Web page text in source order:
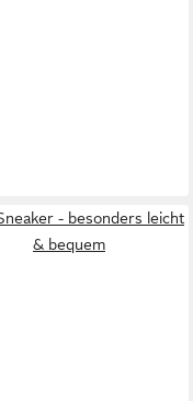
- besonders leicht
& bequem